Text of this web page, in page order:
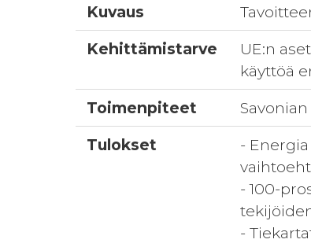
Kuvaus
Kehittämistarve
UE:n
käyttöä
Toimenpiteet
Tulokset
-
- 100-
-